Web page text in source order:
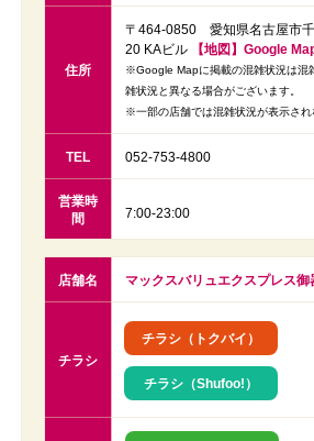
住所
〒464-0850 愛知県名古屋市
20 KAビル
【地図】Google
※Google Mapに掲載の混雑状況は混
雑状況と異なる場合がございます。
※一部の店舗では混雑状況が表示され
TEL 052-753-4800
営業時
間
7:00-23:00
店舗名 マックスバリュエクスプレス御
チラシ
チラシ（トクバイ）
チラシ（Shufoo!）